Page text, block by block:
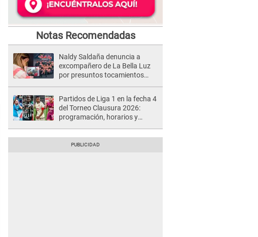
Notas Recomendadas
Naldy Saldaña denuncia a
excompañero de La Bella Luz
por presuntos tocamientos
Partidos de Liga 1 en la fecha 4
del Torneo Clausura 2026:
programación, horarios y